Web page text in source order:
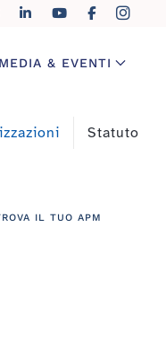
MEDIA & EVENTI
Statuto
IL TUO APM